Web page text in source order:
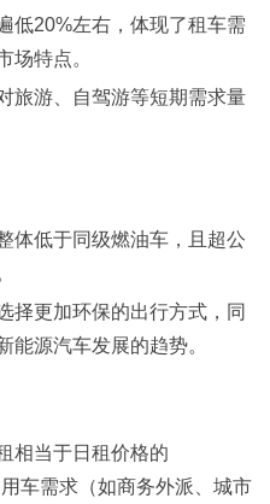
低20%左右，体现了租车需
场特点。
旅游、自驾游等短期需求量
体低于同级燃油车，且超公
择更加环保的出行方式，同
能源汽车发展的趋势。
相当于日租价格的
车需求（如商务外派、城市